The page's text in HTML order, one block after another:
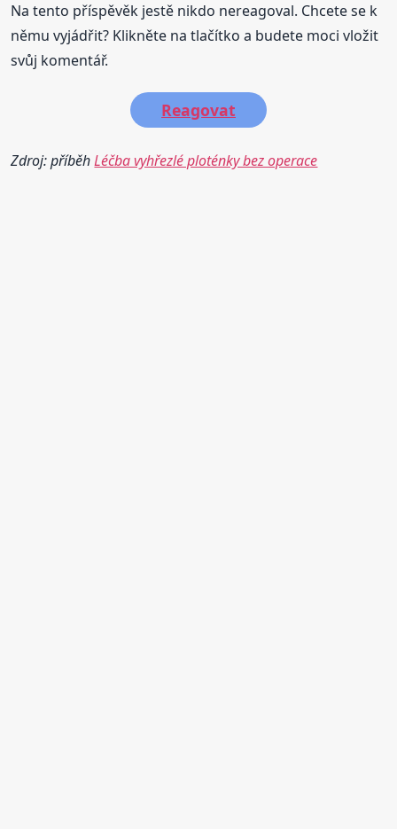
Na tento příspěvěk jestě nikdo nereagoval. Chcete se k
němu vyjádřit? Klikněte na tlačítko a budete moci vložit
svůj komentář.
Reagovat
Zdroj: příběhLéčba vyhřezlé ploténky bez operace